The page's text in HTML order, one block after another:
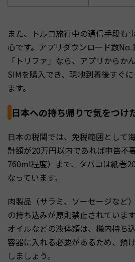
また、トルコ旅行中の通信手段も
心です。アプリダウンロード数
「トリファ」なら、アプリからか
SIMを購入でき、現地到着後すぐ
ます。
日本への持ち帰りで気をつけ
日本の税関では、免税範囲として
計額が20万円以内であれば申告不
760ml程度）まで、タバコは紙巻
なっています。
肉製品（サラミ、ソーセージなど
の持ち込みが原則禁止されていま
オイルなどの液体類は、機内持ち
容器に入れる必要があるため、預
しましょう。